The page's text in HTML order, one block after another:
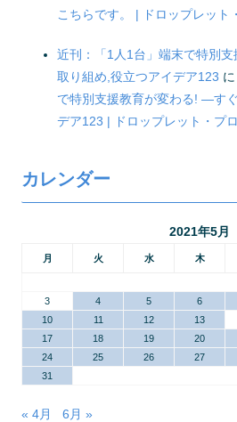
こちらです。 | ドロップレット
近刊：「1人1台」端末で特別
取り組め,役立つアイデア123 に
で特別支援教育が変わる! ―す
デア123 | ドロップレット・プ
カレンダー
2021年5月
月 火 水 木
3
4 5 6
10
11 12 13
17
18 19 20
24
25 26 27
31
« 4月 6月 »